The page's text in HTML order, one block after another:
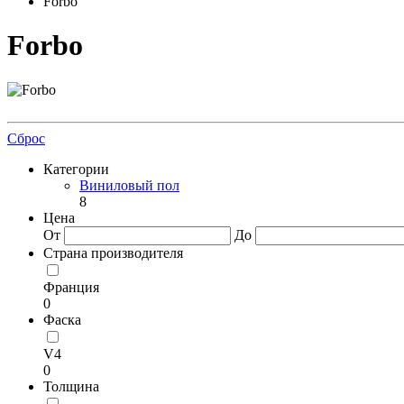
Forbo
Сброс
Категории
Виниловый пол
8
Цена
От
До
Страна производителя
Франция
0
Фаска
V4
0
Толщина